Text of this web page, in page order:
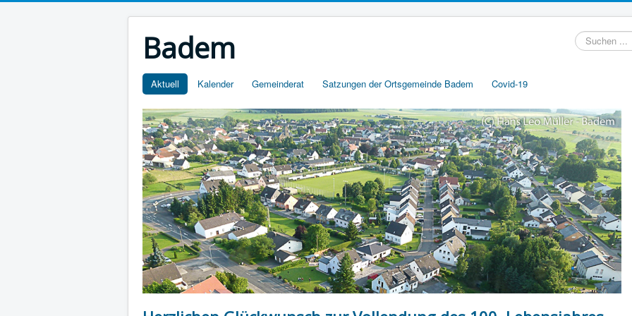
Badem
Suchen
...
Aktuell Kalender Gemeinderat Satzungen der Ortsgemeinde Badem Covid-19